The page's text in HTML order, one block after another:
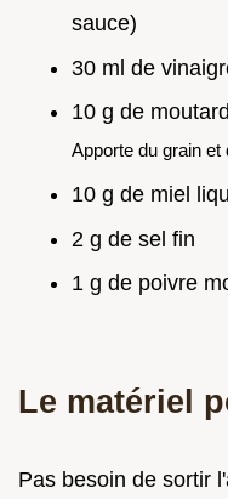
sauce)
30 ml de
10 g de
Apporte du grain et
10 g de miel
2 g de sel fin
1 g de poivre
Le matériel
Pas besoin de sortir